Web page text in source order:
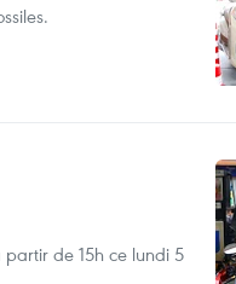
de 15h ce lundi 5